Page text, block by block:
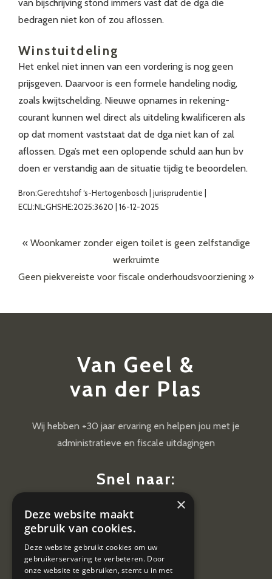
van bijschrijving stond immers vast dat de dga die
bedragen niet kon of zou aflossen.
Winstuitdeling
Het enkel niet innen van een vordering is nog geen
prijsgeven. Daarvoor is een formele handeling nodig,
zoals kwijtschelding. Nieuwe opnames in rekening-
courant kunnen wel direct als uitdeling kwalificeren als
op dat moment vaststaat dat de dga niet kan of zal
aflossen. Dga’s met een oplopende schuld aan hun bv
doen er verstandig aan de situatie tijdig te beoordelen.
Bron:Gerechtshof ‘s-Hertogenbosch | jurisprudentie |
ECLI:NL:GHSHE:2025:3620 | 16-12-2025
« Woonkamer zonder eigen toilet is geen zelfstandige
werkruimte
Geen piekvereiste voor fiscale onderhoudsvoorziening »
Van Geel &
van der Plas
Wij hebben +30 jaar ervaring en helpen jou met je
administratieve en fiscale uitdagingen
Snel naar:
Diensten
Vacatures
×
Deze website maakt
gebruik van cookies.
Deze website gebruikt cookies om uw
gebruikerservaring te verbeteren. Door
onze website te gebruiken, stemt u in met